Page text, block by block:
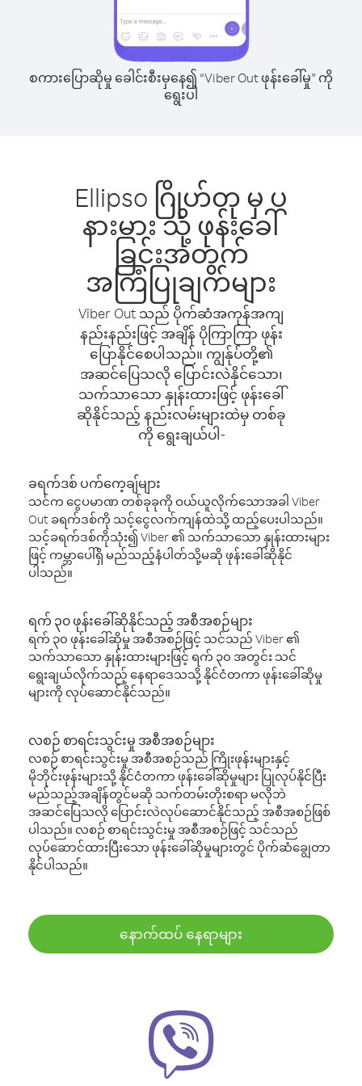
စကားပြောဆိုမှု ခေါင်းစီးမှနေ၍ “Viber Out ဖုန်းခေါ်မှု” ကို
ရွေးပါ
Ellipso ဂြိုဟ်တု မှ ပ
နားမား သို့ ဖုန်းခေါ်
ခြင်းအတွက်
အကြံပြုချက်များ
Viber Out သည် ပိုက်ဆံအကုန်အကျ
နည်းနည်းဖြင့် အချိန် ပိုကြာကြာ ဖုန်း
ပြောနိုင်စေပါသည်။ ကျွန်ုပ်တို့၏
အဆင်ပြေသလို ပြောင်းလဲနိုင်သော၊
သက်သာသော နှုန်းထားဖြင့် ဖုန်းခေါ်
ဆိုနိုင်သည့် နည်းလမ်းများထဲမှ တစ်ခု
ကို ရွေးချယ်ပါ-
ခရက်ဒစ် ပက်ကေ့ချ်များ
သင်က ငွေပမာဏ တစ်ခုခုကို ဝယ်ယူလိုက်သောအခါ Viber
Out ခရက်ဒစ်ကို သင့်ငွေလက်ကျန်ထဲသို့ ထည့်ပေးပါသည်။
သင့်ခရက်ဒစ်ကိုသုံး၍ Viber ၏ သက်သာသော နှုန်းထားများ
ဖြင့် ကမ္ဘာပေါ်ရှိ မည်သည့်နံပါတ်သို့မဆို ဖုန်းခေါ်ဆိုနိုင်
ပါသည်။
ရက် ၃၀ ဖုန်းခေါ်ဆိုနိုင်သည့် အစီအစဉ်များ
ရက် ၃၀ ဖုန်းခေါ်ဆိုမှု အစီအစဉ်ဖြင့် သင်သည် Viber ၏
သက်သာသော နှုန်းထားများဖြင့် ရက် ၃၀ အတွင်း သင်
ရွေးချယ်လိုက်သည့် နေရာဒေသသို့ နိုင်ငံတကာ ဖုန်းခေါ်ဆိုမှု
များကို လုပ်ဆောင်နိုင်သည်။
လစဉ် စာရင်းသွင်းမှု အစီအစဉ်များ
လစဉ် စာရင်းသွင်းမှု အစီအစဉ်သည် ကြိုးဖုန်းများနှင့်
မိုဘိုင်းဖုန်းများသို့ နိုင်ငံတကာ ဖုန်းခေါ်ဆိုမှုများ ပြုလုပ်နိုင်ပြီး
မည်သည့်အချိန်တွင်မဆို သက်တမ်းတိုးစရာ မလိုဘဲ
အဆင်ပြေသလို ပြောင်းလဲလုပ်ဆောင်နိုင်သည့် အစီအစဉ်ဖြစ်
ပါသည်။ လစဉ် စာရင်းသွင်းမှု အစီအစဉ်ဖြင့် သင်သည်
လုပ်ဆောင်ထားပြီးသော ဖုန်းခေါ်ဆိုမှုများတွင် ပိုက်ဆံချွေတာ
နိုင်ပါသည်။
နောက်ထပ် နေရာများ